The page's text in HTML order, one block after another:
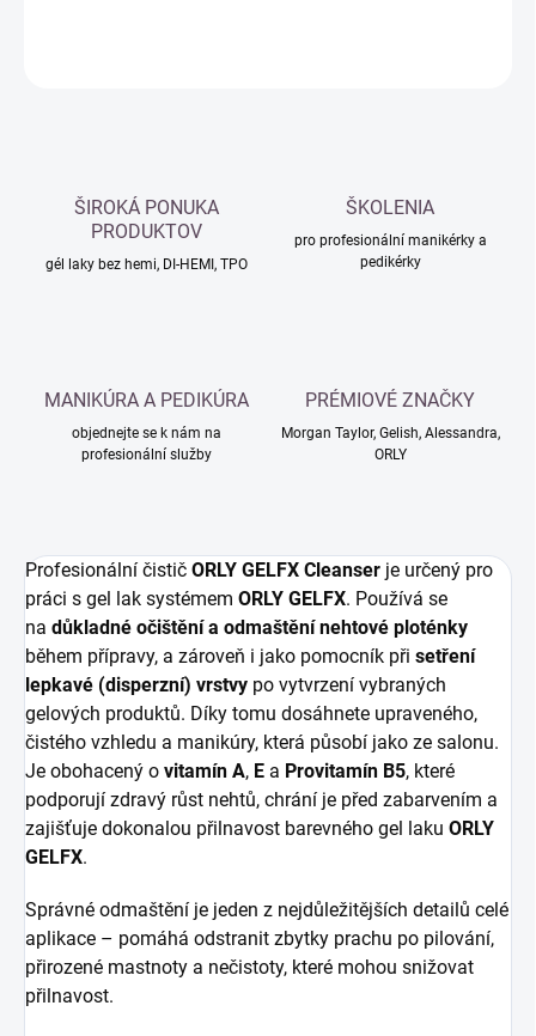
ŠIROKÁ PONUKA
PRODUKTOV
gél laky bez hemi, DI-HEMI, TPO
ŠKOLENIA
pro profesionální manikérky a
pedikérky
MANIKÚRA A PEDIKÚRA
objednejte se k nám na
profesionální služby
PRÉMIOVÉ ZNAČKY
Morgan Taylor, Gelish, Alessandra,
ORLY
Profesionální čistič ORLY GELFX Cleanser je určený pro
práci s gel lak systémem ORLY GELFX. Používá se
na důkladné očištěnía odmaštění nehtové ploténky
během přípravy, a zároveň i jako pomocník při setření
lepkavé (disperzní) vrstvy po vytvrzení vybraných
gelových produktů. Díky tomu dosáhnete upraveného,
čistého vzhledu a manikúry, která působí jako ze salonu.
Je obohacený o vitamín A, E a Provitamín B5, které
podporují zdravý růst nehtů, chrání je před zabarvením a
zajišťuje dokonalou přilnavost barevného gel laku ORLY
GELFX.
Správné odmaštění je jeden z nejdůležitějších detailů celé
aplikace – pomáhá odstranit zbytky prachu po pilování,
přirozené mastnoty a nečistoty, které mohou snižovat
přilnavost.